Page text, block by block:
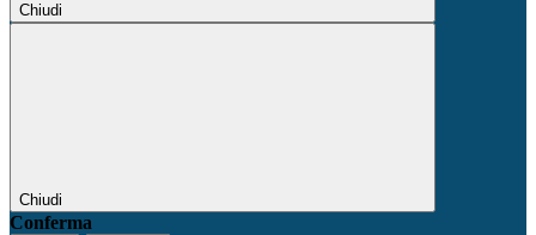
Chiudi
Chiudi
Conferma